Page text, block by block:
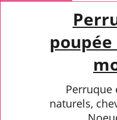
Perruque
naturels,